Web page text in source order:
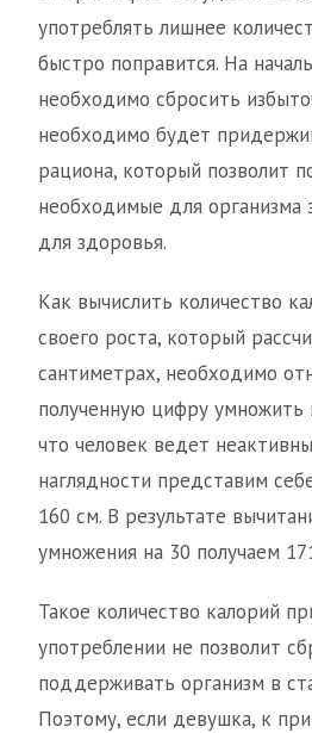
употреблять лишнее
быстро поправится. На
необходимо сбросить
необходимо будет
рациона, который позволит
необходимые для организма
для здоровья.
Как вычислить количество
своего роста, который
сантиметрах, необходимо
полученную цифру умножить
что человек ведет
наглядности представим
160 см. В результате
умножения на 30 получаем
Такое количество калорий
употреблении не позволит
поддерживать организм в
Поэтому, если девушка, к